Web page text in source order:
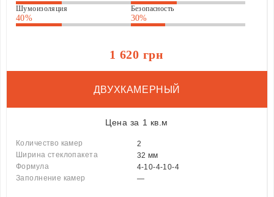
Шумоизоляция
40%
Безопасность
30%
1 620 грн
ДВУХКАМЕРНЫЙ
Цена за 1 кв.м
Количество камер
2
Ширина стеклопакета
32 мм
Формула
4-10-4-10-4
Заполнение камер
—